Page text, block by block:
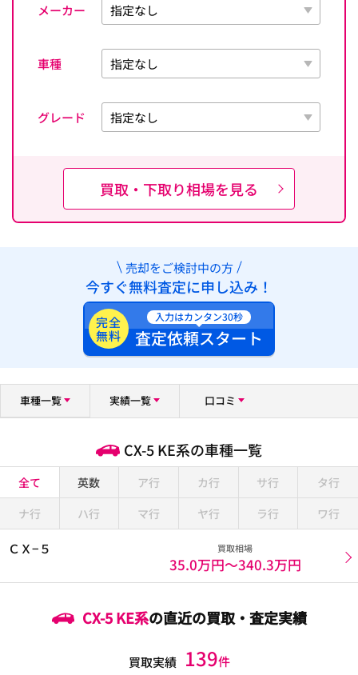
メーカー
車種
グレード
買取・下取り相場を見る
売却をご検討中の方
今すぐ無料査定に申し込み！
完全
無料
入力はカンタン30秒
査定依頼スタート
車種一覧 実績一覧 口コミ
CX-5 KE系の車種一覧
全て 英数 ア行 カ行 サ行
タ行
ナ行
ハ行 マ行 ヤ行 ラ行 ワ行
ＣＸ−５ 買取相場
35.0万円〜340.3万円
CX-5 KE系の直近の買取・査定実績
買取実績 139件